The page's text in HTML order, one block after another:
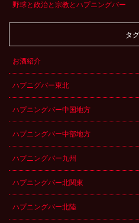
野球と政治と宗教とハプニングバー
タグ
お酒紹介
ハプニグバー東北
ハプニングバー中国地方
ハプニングバー中部地方
ハプニングバー九州
ハプニングバー北関東
ハプニングバー北陸